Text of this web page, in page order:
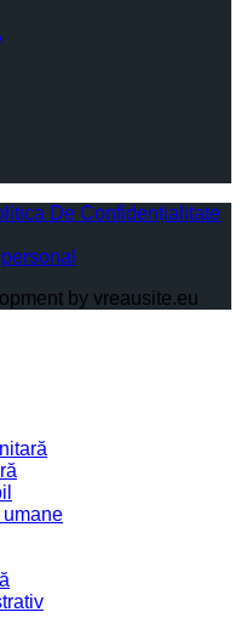
De Confidențialitate
by vreausite.eu